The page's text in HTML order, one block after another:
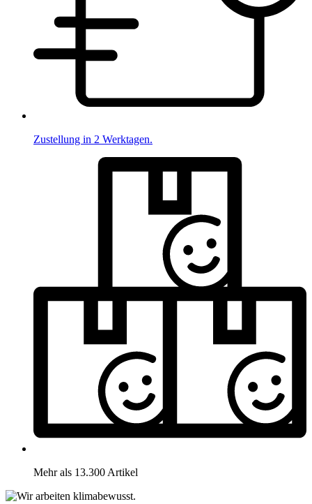
Zustellung in 2 Werktagen.
Mehr als 13.300 Artikel